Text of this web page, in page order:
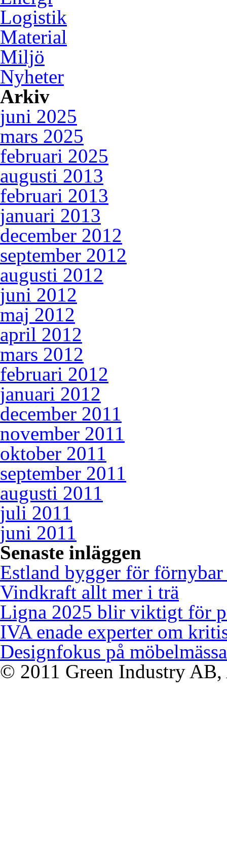
Logistik
Material
Miljö
Nyheter
Arkiv
juni 2025
mars 2025
februari 2025
augusti 2013
februari 2013
januari 2013
december 2012
september 2012
augusti 2012
juni 2012
maj 2012
april 2012
mars 2012
februari 2012
januari 2012
december 2011
november 2011
oktober 2011
september 2011
augusti 2011
juli 2011
juni 2011
Senaste inläggen
Estland bygger för förnybar
Vindkraft allt mer i trä
Ligna 2025 blir viktigt för
IVA enade experter om
Designfokus på möbelmässa
© 2011 Green Industry